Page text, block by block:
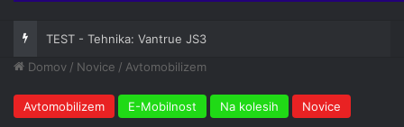
TEST - Tehnika: Vantrue JS3
Domov / Novice / Avtomobilizem
Avtomobilizem E-Mobilnost Na kolesih Novice